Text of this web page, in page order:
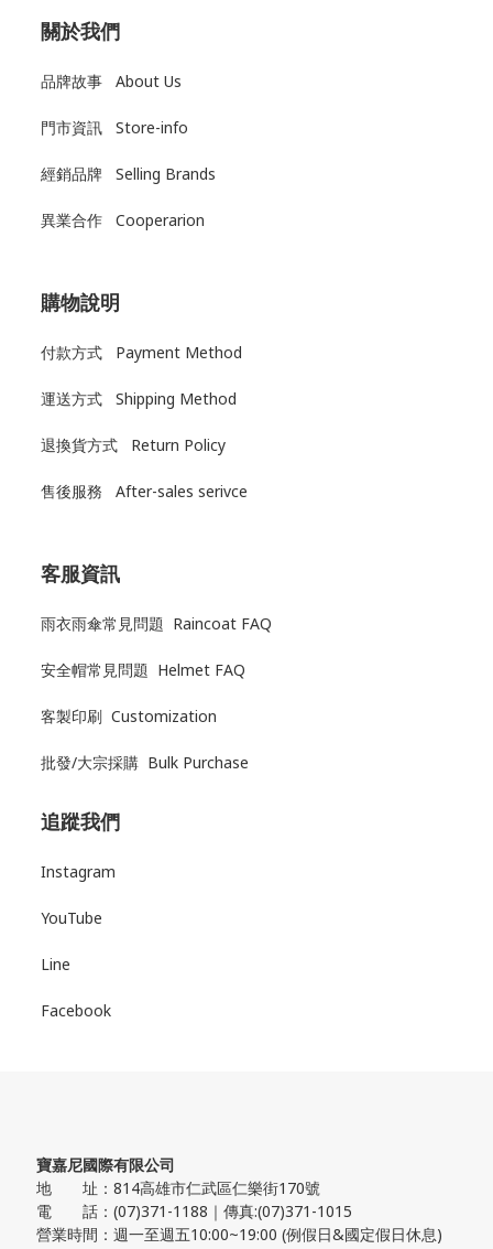
關於我們
品牌故事 About Us
門市資訊 Store-info
經銷品牌 Selling Brands
異業合作 Cooperarion
購物說明
付款方式 Payment Method
運送方式 Shipping Method
退換貨方式 Return Policy
售後服務 After-sales serivce
客服資訊
雨衣雨傘常見問題 Raincoat FAQ
安全帽常見問題 Helmet FAQ
客製印刷 Customization
批發/大宗採購 Bulk Purchase
追蹤我們
Instagram
YouTube
Line
Facebook
寶嘉尼國際有限公司
地 址：814高雄市仁武區仁樂街170號
電 話：(07)371-1188｜傳真:(07)371-1015
營業時間：週一至週五10:00~19:00 (例假日&國定假日休息)